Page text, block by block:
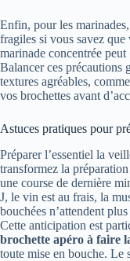
Enfin, pour les
fragiles si vous savez
marinade concentrée
Balancer ces précautions
textures agréables,
vos brochettes avant
Astuces pratiques pour
Préparer l’essentiel la
transformez la
une course de dernière
J, le vin est au frais, la
bouchées n’attendent
Cette anticipation est
brochette apéro à faire
toute mise en bouche. Le